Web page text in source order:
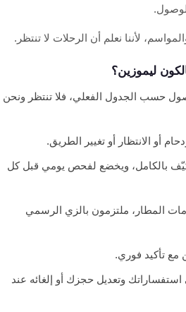
ليموزين؟
حسب الجدول الفعلي، فلا تنتظر ونحن
أو الانتظار أو تغيير الطريق.
عن 5 سنوات، مكيّف بالكامل، ويخضع لفحص يومي قبل كل
عن 3 سنوات في خدمات المطار، ملتزمون بالزي الرسمي
مع تأكيد فوري.
متاح 24/7 للرد على استفساراتك وتعديل حجزك أو إلغائه عند